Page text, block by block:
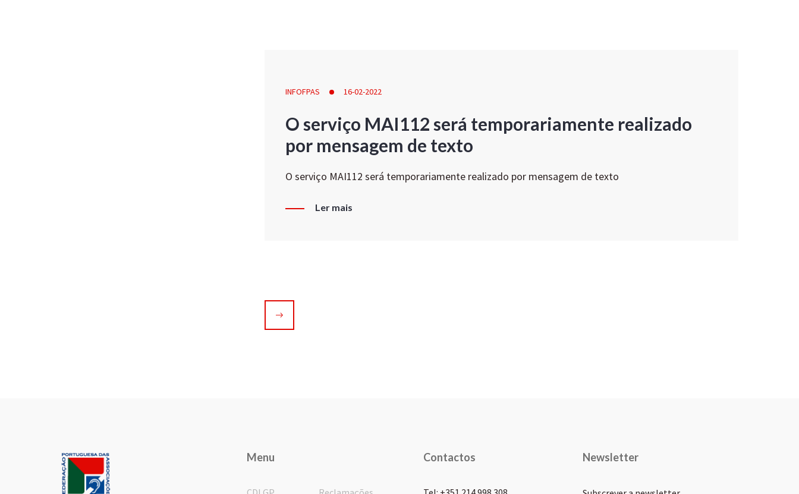
INFOFPAS 16-02-2022
O serviço MAI112 será temporariamente realizado
por mensagem de texto
O serviço MAI112 será temporariamente realizado por mensagem de texto
Ler mais
Menu Contactos Newsletter